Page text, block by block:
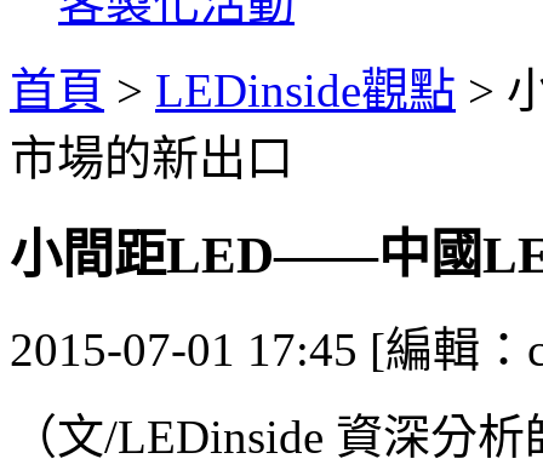
首頁 > LEDinside觀點 >
市場的新出口
小間距LED——中國
2015-07-01 17:45 [編輯：
（文/LEDinside 資深分